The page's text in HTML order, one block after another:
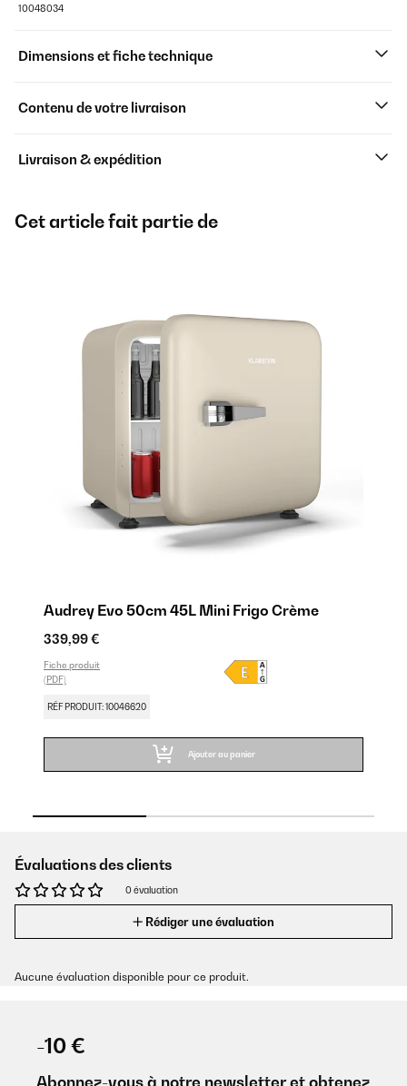
10048034
Dimensions et fiche technique
Contenu de votre livraison
Livraison & expédition
Cet article fait partie de
Audrey Evo 50cm 45L Mini Frigo Crème
339,99 €
Fiche produit
(PDF)
RÉF PRODUIT: 10046620
Ajouter au panier
Évaluations des clients
0 évaluation
Rédiger une évaluation
Aucune évaluation disponible pour ce produit.
-10 €
Abonnez-vous à notre newsletter et obtenez